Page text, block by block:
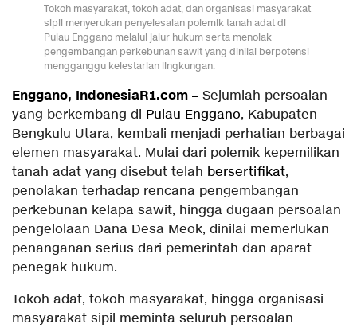
Tokoh masyarakat, tokoh adat, dan organisasi masyarakat
sipil menyerukan penyelesaian polemik tanah adat di
Pulau Enggano melalui jalur hukum serta menolak
pengembangan perkebunan sawit yang dinilai berpotensi
mengganggu kelestarian lingkungan.
Enggano, IndonesiaR1.com – Sejumlah persoalan
yang berkembang di Pulau Enggano, Kabupaten
Bengkulu Utara, kembali menjadi perhatian berbagai
elemen masyarakat. Mulai dari polemik kepemilikan
tanah adat yang disebut telah bersertifikat,
penolakan terhadap rencana pengembangan
perkebunan kelapa sawit, hingga dugaan persoalan
pengelolaan Dana Desa Meok, dinilai memerlukan
penanganan serius dari pemerintah dan aparat
penegak hukum.
Tokoh adat, tokoh masyarakat, hingga organisasi
masyarakat sipil meminta seluruh persoalan